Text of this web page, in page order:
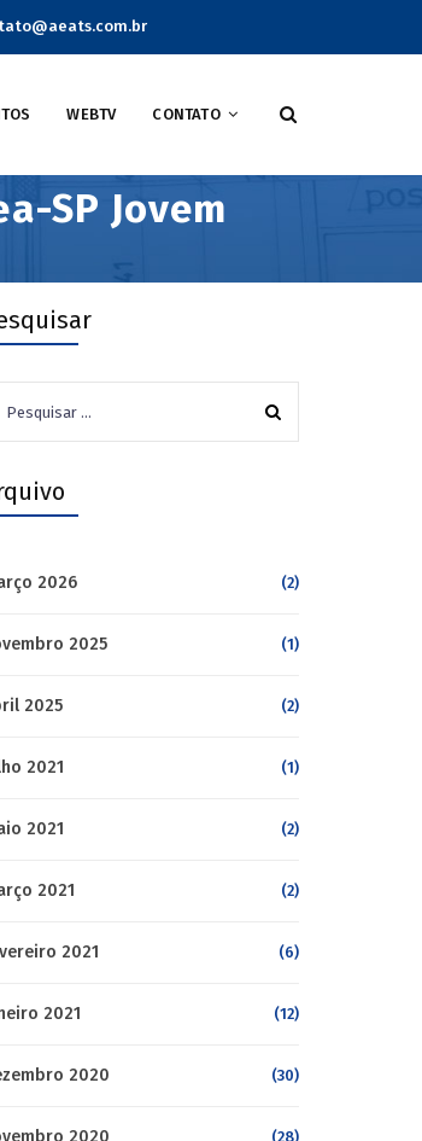
WEBTV CONTATO
SP Jovem
2026 (2)
2025 (1)
2025 (2)
2021 (1)
2021 (2)
2021 (2)
2021 (6)
2021 (12)
2020 (30)
2020 (28)